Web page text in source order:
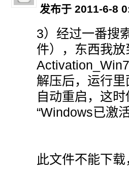
发布于 2011-6-8
3）经过一番搜
件），东西我
解压后，运行里
自动重启，这
“Windows已激活
此文件不能下